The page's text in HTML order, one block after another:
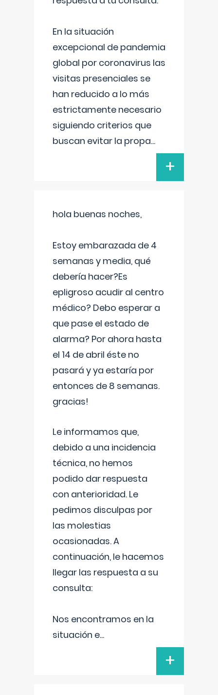
En la situación
excepcional de pandemia
global por coronavirus las
visitas presenciales se
han reducido a lo más
estrictamente necesario
siguiendo criterios que
buscan evitar la propa...
+
hola buenas noches,
Estoy embarazada de 4
semanas y media, qué
debería hacer?Es
epligroso acudir al centro
médico? Debo esperar a
que pase el estado de
alarma? Por ahora hasta
el 14 de abril éste no
pasará y ya estaría por
entonces de 8 semanas.
gracias!
Le informamos que,
debido a una incidencia
técnica, no hemos
podido dar respuesta
con anterioridad. Le
pedimos disculpas por
las molestias
ocasionadas. A
continuación, le hacemos
llegar las respuesta a su
consulta:
Nos encontramos en la
situación e...
+